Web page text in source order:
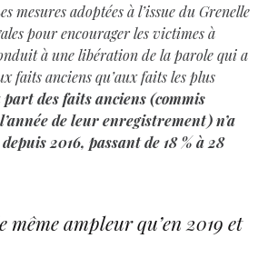
mesures adoptées à l’issue du Grenelle
pour encourager les victimes à
à une libération de la parole qui a
faits anciens qu’aux faits les plus
des faits anciens (commis
de leur enregistrement) n’a
2016, passant de 18 % à 28
même ampleur qu’en 2019 et